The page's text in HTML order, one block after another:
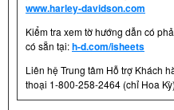
www.harley-davidson.com
Kiểm tra xem tờ hướng dẫn có
có sẵn tại:h-d.com/isheets
Liên hệ Trung tâm Hỗ trợ Khách
thoại 1-800-258-2464 (chỉ Hoa